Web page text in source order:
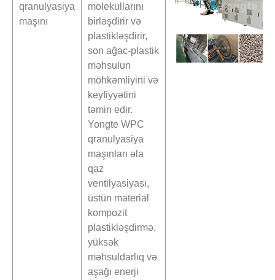
qranulyasiya
maşını
molekullarını
birləşdirir və
plastikləşdirir,
son ağac-plastik
məhsulun
möhkəmliyini və
keyfiyyətini
təmin edir.
Yongte WPC
qranulyasiya
maşınları əla
qaz
ventilyasiyası,
üstün material
kompozit
plastikləşdirmə,
yüksək
məhsuldarlıq və
aşağı enerji